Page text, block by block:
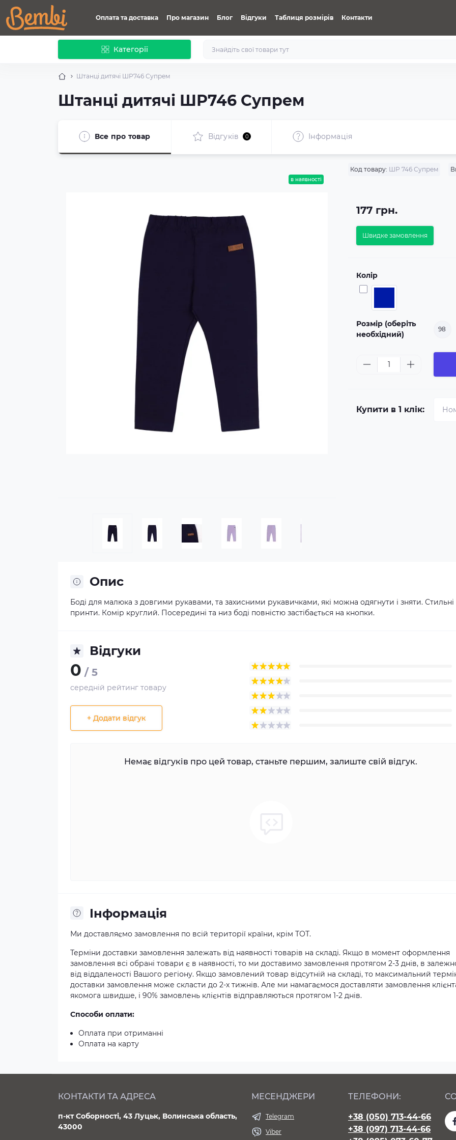
Оплата та доставка Про магазин Блог Відгуки Таблиця розмірів Контакти
Категорії
Штанці дитячі ШР746 Супрем
Штанці дитячі ШР746 Супрем
Все про товар Відгуків 0 Iнформація
в наявності
Код товару: ШР 746 Супрем
177 грн.
Швидке замовлення
Колір
Розмір (оберіть
необхідний)
98
Купити в 1 клік:
Опис
Боді для малюка з довгими рукавами, та захисними рукавичками, які можна одягнути і зняти. Стильні
принти. Комір круглий. Посередині та низ боді повністю застібається на кнопки.
Відгуки
0 / 5
середній рейтинг товару
+ Додати відгук
Немає відгуків про цей товар, станьте першим, залиште свій відгук.
Iнформація
Ми доставляємо замовлення по всій території країни, крім ТОТ.
Терміни доставки замовлення залежать від наявності товарів на складі. Якщо в момент оформлення
замовлення всі обрані товари є в наявності, то ми доставимо замовлення протягом 2-3 днів, в
від віддаленості Вашого регіону. Якщо замовлений товар відсутній на складі, то максимальний
доставки замовлення може скласти до 2-х тижнів. Але ми намагаємося доставляти замовлення
якомога швидше, і 90% замовлень клієнтів відправляються протягом 1-2 днів.
Способи оплати:
Оплата при отриманні
Оплата на карту
КОНТАКТИ ТА АДРЕСА
п-кт Соборності, 43 Луцьк, Волинська область,
43000
МЕСЕНДЖЕРИ
Telegram
Viber
ТЕЛЕФОНИ:
+38 (050) 713-44-66
+38 (097) 713-44-66